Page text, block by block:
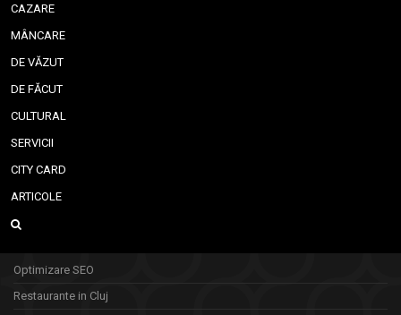
CAZARE
MÂNCARE
DE VĂZUT
DE FĂCUT
CULTURAL
SERVICII
CITY CARD
ARTICOLE
Optimizare SEO
Restaurante in Cluj